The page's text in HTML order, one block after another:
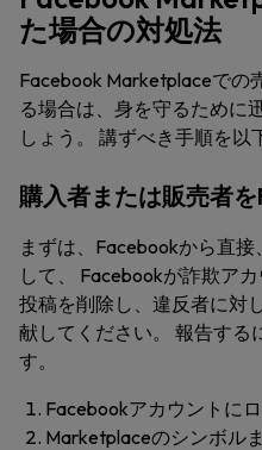
た場合の対処法
Facebook Marketplaceでの
る場合は、身を守るために
しょう。 講ずべき手順を以
購入者または販売者
まずは、Facebookから直
して、 Facebookが詐欺ア
投稿を削除し、違反者に対
献してください。 報告する
す。
Facebookアカウントに
Marketplaceのシンボル